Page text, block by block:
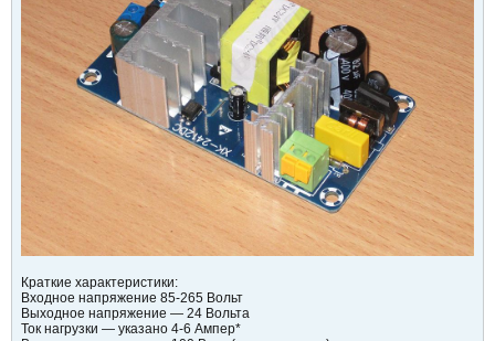
Краткие характеристики:
Входное напряжение 85-265 Вольт
Выходное напряжение — 24 Вольта
Ток нагрузки — указано 4-6 Ампер*